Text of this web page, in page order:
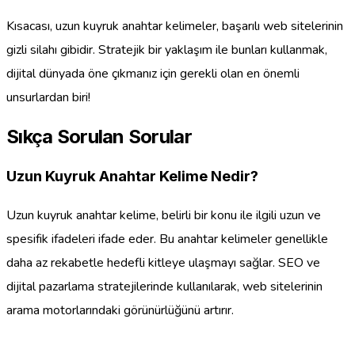
Kısacası, uzun kuyruk anahtar kelimeler, başarılı web sitelerinin
gizli silahı gibidir. Stratejik bir yaklaşım ile bunları kullanmak,
dijital dünyada öne çıkmanız için gerekli olan en önemli
unsurlardan biri!
Sıkça Sorulan Sorular
Uzun Kuyruk Anahtar Kelime Nedir?
Uzun kuyruk anahtar kelime, belirli bir konu ile ilgili uzun ve
spesifik ifadeleri ifade eder. Bu anahtar kelimeler genellikle
daha az rekabetle hedefli kitleye ulaşmayı sağlar. SEO ve
dijital pazarlama stratejilerinde kullanılarak, web sitelerinin
arama motorlarındaki görünürlüğünü artırır.